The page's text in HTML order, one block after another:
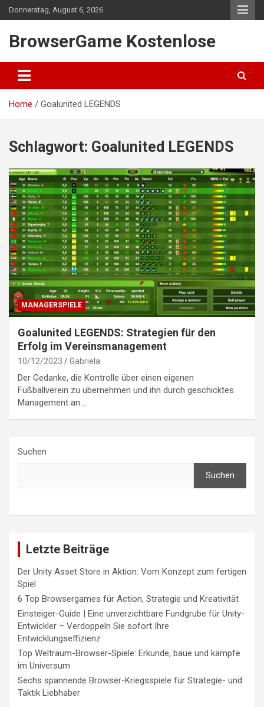
Skip
to
Donnerstag, August 6, 2026
BrowserGame Kostenlose
Home Goalunited LEGENDS
Schlagwort: Goalunited LEGENDS
MANAGERSPIELE
Goalunited LEGENDS: Strategien für den
Erfolg im Vereinsmanagement
10/12/2023 Gabriela
Der Gedanke, die Kontrolle über einen eigenen
Fußballverein zu übernehmen und ihn durch geschicktes
Management an…
Suchen
Suchen
Letzte Beiträge
Der Unity Asset Store in Aktion: Vom Konzept zum fertigen
Spiel
6 Top Browsergames für Action, Strategie und Kreativität
Einsteiger-Guide | Eine unverzichtbare Fundgrube für Unity-
Entwickler – Verdoppeln Sie sofort Ihre
Entwicklungseffizienz
Top Weltraum-Browser-Spiele: Erkunde, baue und kämpfe
im Universum
Sechs spannende Browser-Kriegsspiele für Strategie- und
Taktik Liebhaber